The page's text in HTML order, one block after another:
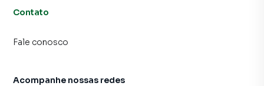
Contato
Fale conosco
Acompanhe nossas redes